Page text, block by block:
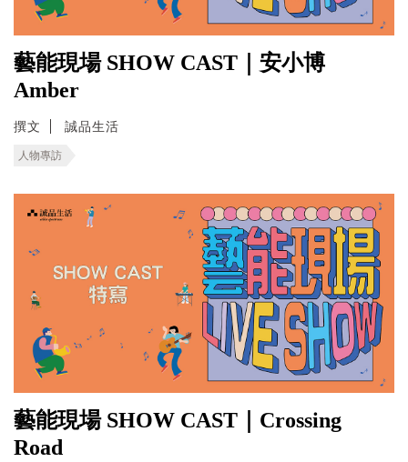
藝能現場 SHOW CAST｜安小博
Amber
撰文 誠品生活
人物專訪
藝能現場 SHOW CAST｜Crossing
Road